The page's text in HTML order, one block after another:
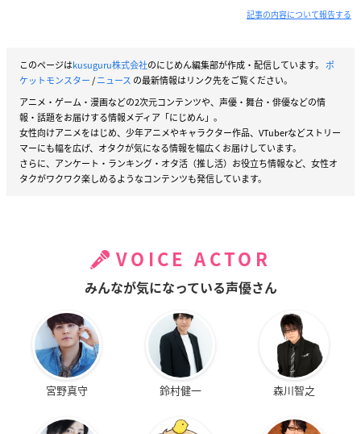
記事の内容について報告する
このページはkusuguru株式会社のにじめん編集部が作成・配信しています。 ポ
ケットモンスター/ニュース の最新情報はリンク先をご覧ください。
アニメ・ゲーム・漫画などの2次元コンテンツや、声優・舞台・俳優などの情
報・話題をお届けする情報メディア「にじめん」。
女性向けアニメをはじめ、少年アニメやキャラクター作品、VTuberなどストリー
マーにも幅を広げ、オタクが気になる情報を幅広くお届けしています。
さらに、アンケート・ランキング・オタ活（推し活）お役立ち情報など、女性オ
タクがワクワク楽しめるようなコンテンツも発信しています。
VOICE ACTOR
みんなが気になっている声優さん
宮野真守 鈴村健一 森川智之